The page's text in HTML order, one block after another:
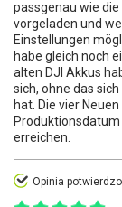
passgenau wie
vorgeladen und
Einstellungen
habe gleich noch
alten DJI Akkus
sich, ohne das
hat. Die vier
erreichen.
Opinia